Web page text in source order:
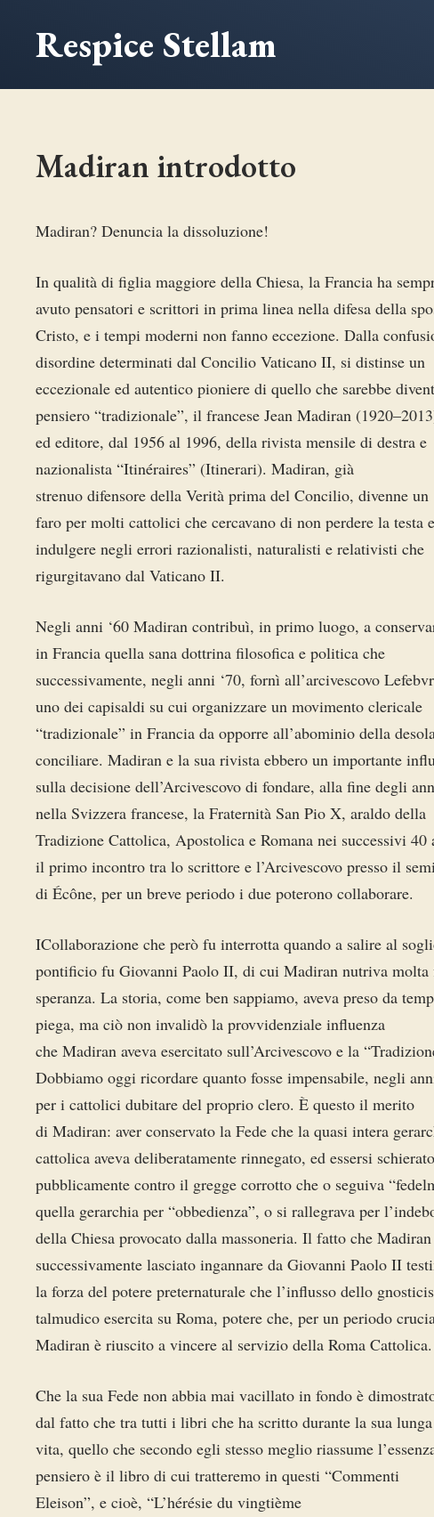
Respice Stellam
Madiran introdotto
Madiran? Denuncia la dissoluzione!
In qualità di figlia maggiore della Chiesa, la Francia ha
avuto pensatori e scrittori in prima linea nella difesa della
Cristo, e i tempi moderni non fanno eccezione. Dalla
disordine determinati dal Concilio Vaticano II, si distinse un
eccezionale ed autentico pioniere di quello che sarebbe
pensiero “tradizionale”, il francese Jean Madiran
ed editore, dal 1956 al 1996, della rivista mensile di destra e
nazionalista “Itinéraires” (Itinerari). Madiran, già
strenuo difensore della Verità prima del Concilio, divenne un
faro per molti cattolici che cercavano di non perdere la testa
indulgere negli errori razionalisti, naturalisti e relativisti che
rigurgitavano dal Vaticano II.
Negli anni ‘60 Madiran contribuì, in primo luogo, a
in Francia quella sana dottrina filosofica e politica che
successivamente, negli anni ‘70, fornì all’arcivescovo
uno dei capisaldi su cui organizzare un movimento clericale
“tradizionale” in Francia da opporre all’abominio della
conciliare. Madiran e la sua rivista ebbero un importante
sulla decisione dell’Arcivescovo di fondare, alla fine degli
nella Svizzera francese, la Fraternità San Pio X, araldo della
Tradizione Cattolica, Apostolica e Romana nei successivi 40
il primo incontro tra lo scrittore e l’Arcivescovo presso il
di Écône, per un breve periodo i due poterono collaborare.
ICollaborazione che però fu interrotta quando a salire al
pontificio fu Giovanni Paolo II, di cui Madiran nutriva molta
speranza. La storia, come ben sappiamo, aveva preso da
piega, ma ciò non invalidò la provvidenziale influenza
che Madiran aveva esercitato sull’Arcivescovo e la
Dobbiamo oggi ricordare quanto fosse impensabile, negli
per i cattolici dubitare del proprio clero. È questo il merito
di Madiran: aver conservato la Fede che la quasi intera
cattolica aveva deliberatamente rinnegato, ed essersi schierato
pubblicamente contro il gregge corrotto che o seguiva
quella gerarchia per “obbedienza”, o si rallegrava per
della Chiesa provocato dalla massoneria. Il fatto che
successivamente lasciato ingannare da Giovanni Paolo II
la forza del potere preternaturale che l’influsso dello
talmudico esercita su Roma, potere che, per un periodo
Madiran è riuscito a vincere al servizio della Roma Cattolica.
Che la sua Fede non abbia mai vacillato in fondo è
dal fatto che tra tutti i libri che ha scritto durante la sua lunga
vita, quello che secondo egli stesso meglio riassume
pensiero è il libro di cui tratteremo in questi “Commenti
Eleison”, e cioè, “L’hérésie du vingtième